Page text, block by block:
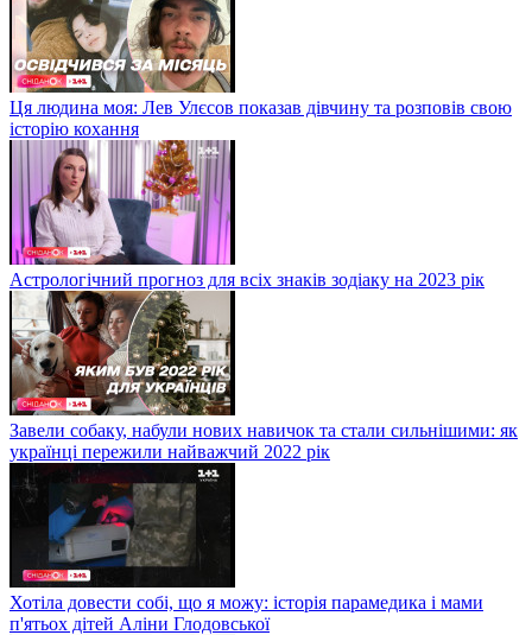
Ця людина моя: Лев Улєсов показав дівчину та розповів свою
історію кохання
Астрологічний прогноз для всіх знаків зодіаку на 2023 рік
Завели собаку, набули нових навичок та стали сильнішими: як
українці пережили найважчий 2022 рік
Хотіла довести собі, що я можу: історія парамедика і мами
п'ятьох дітей Аліни Глодовської